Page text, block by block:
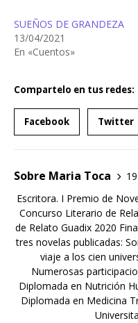
SUEÑOS DE GRANDEZA
13/04/2021
En «Cuentos»
Compartelo en tus redes:
Facebook Twitter
Sobre Maria Toca
Escritora. I Premio de
Concurso Literario de
de Relato Guadix 2020
tres novelas publicadas:
viaje a los cien
Numerosas
Diplomada en Nutrición
Diplomada en Medicina